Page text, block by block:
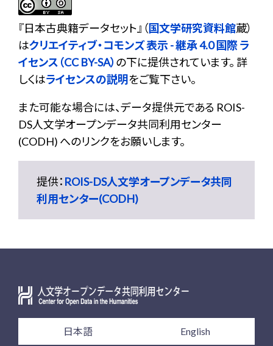
『日本古典籍データセット 』（国文学研究資料館蔵）
はクリエイティブ・コモンズ 表示 - 継承 4.0 国際 ラ
イセンス（CC BY-SA） の下に提供されています。 詳
しくはライセンスの説明をご覧下さい。
また可能な場合には、データ提供元である ROIS-
DS人文学オープンデータ共同利用センター
(CODH) へのリンクをお願いします。
提供： ROIS-DS人文学オープンデータ共同
利用センター(CODH)
日本語 English